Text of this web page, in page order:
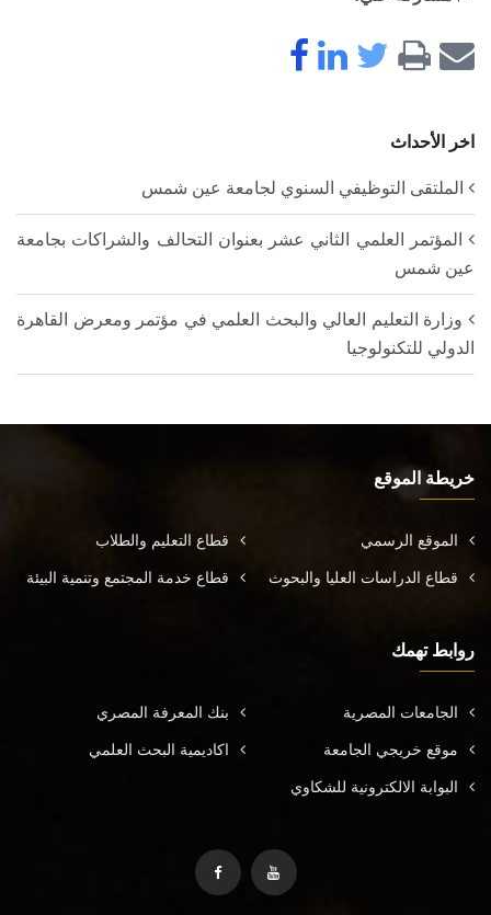
اخر الأحداث
الملتقى التوظيفي السنوي لجامعة عين شمس
المؤتمر العلمي الثاني عشر بعنوان التحالف والشراكات بجامعة
عين شمس
وزارة التعليم العالي والبحث العلمي في مؤتمر ومعرض القاهرة
الدولي للتكنولوجيا
خريطة الموقع
الموقع الرسمي قطاع التعليم والطلاب
قطاع الدراسات العليا والبحوث قطاع خدمة المجتمع وتنمية البيئة
روابط تهمك
الجامعات المصرية بنك المعرفة المصري
موقع خريجي الجامعة اكاديمية البحث العلمي
البوابة الالكترونية للشكاوي